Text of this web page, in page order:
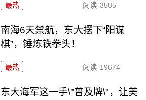
最热 阅读 3585
南海6天禁航，东大摆下“阳谋
棋”，锤炼铁拳头！
最热 阅读 19674
东大海军这一手\"普及牌\"，让美